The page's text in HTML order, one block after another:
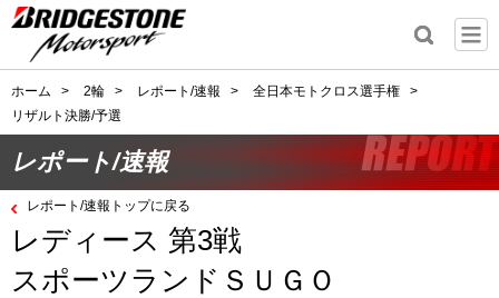
ホーム > 2輪 > レポート/速報 > 全日本モトクロス選手権
>
リザルト決勝/予選
レポート/速報
レポート/速報トップに戻る
レディース 第3戦
スポーツランドＳＵＧＯ